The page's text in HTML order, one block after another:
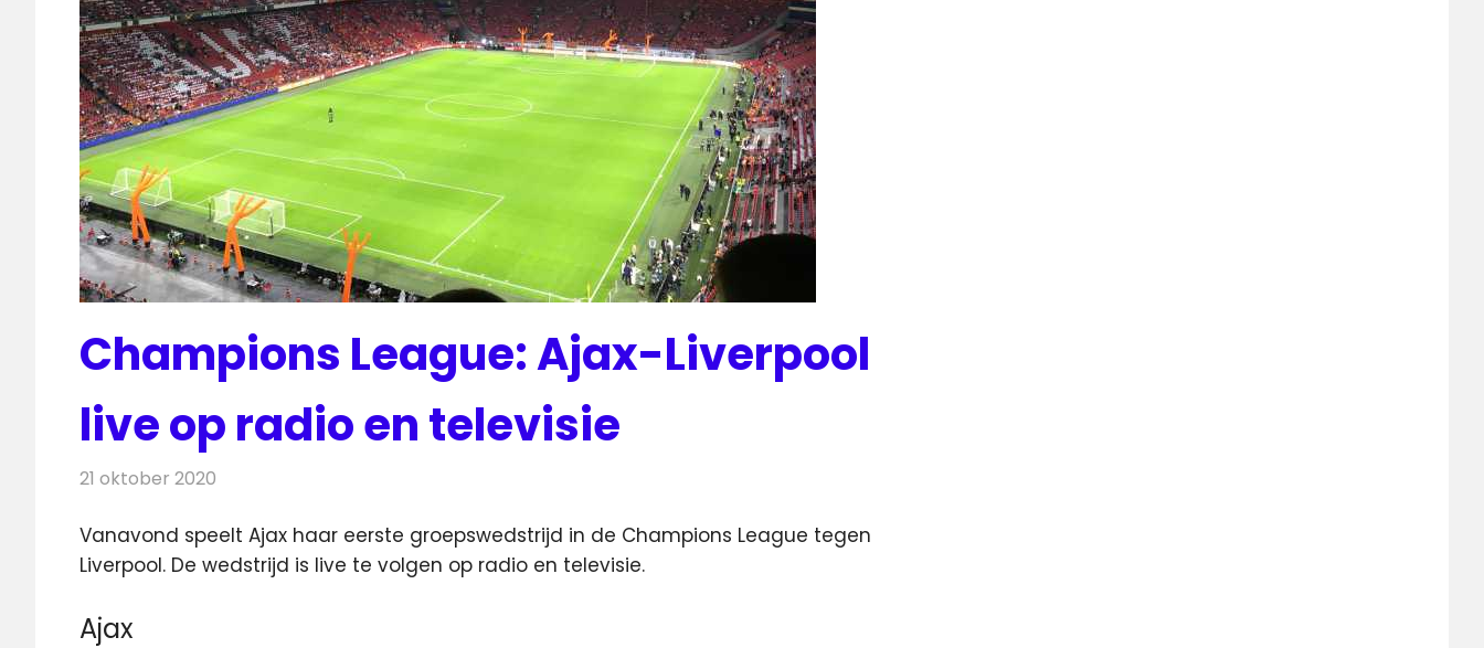
Champions League: Ajax-Liverpool
live op radio en televisie
21 oktober 2020
Vanavond speelt Ajax haar eerste groepswedstrijd in de Champions League tegen
Liverpool. De wedstrijd is live te volgen op radio en televisie.
Ajax